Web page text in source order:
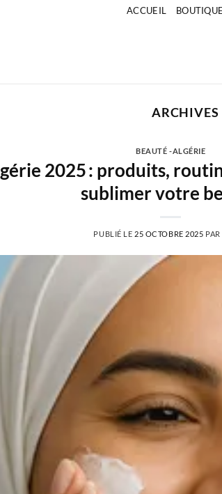
ACCUEIL BOUTIQUE
BEAUTÉ -ALGÉRIE
2025 : produits,
sublimer votre
PUBLIÉ LE 25 OCTOBRE 2025 PAR